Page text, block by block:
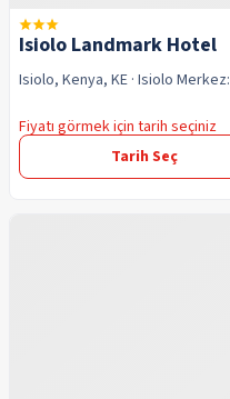
Isiolo Landmark Hotel
Isiolo, Kenya, KE · Isiolo Merkez:
Fiyatı görmek için tarih seçiniz
Tarih Seç